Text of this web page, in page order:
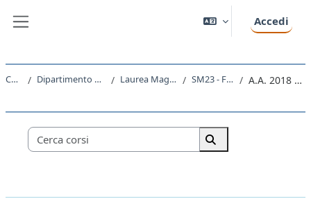
Accedi
Corsi Dipartimento di Fisica Laurea Magistrale SM23 - FISICA A.A. 2018 - 2019
Categorie di corso
Cerca corsi
Cerca corsi